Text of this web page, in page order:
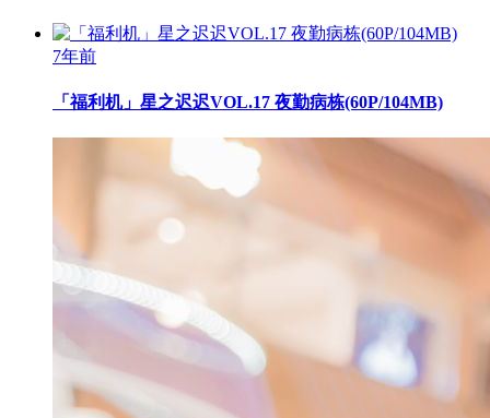
7年前
「福利机」星之迟迟VOL.17 夜勤病栋(60P/104MB)